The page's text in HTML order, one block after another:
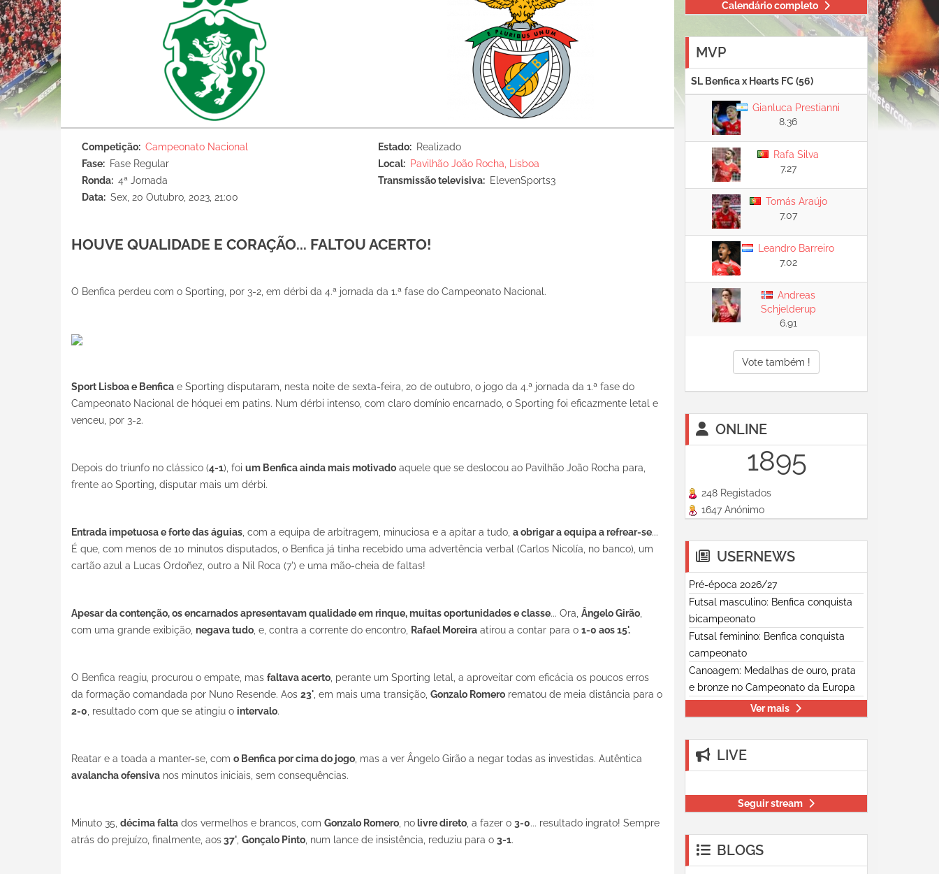
Competição
Campeonato Nacional
Fase
Fase Regular
Ronda
4ª Jornada
Data
Sex, 20 Outubro, 2023, 21:00
Estado
Realizado
Local
Pavilhão João Rocha, Lisboa
Transmissão televisiva
ElevenSports3
HOUVE QUALIDADE E CORAÇÃO... FALTOU ACERTO!
O Benfica perdeu com o Sporting, por 3-2, em dérbi da 4.ª jornada da 1.ª fase do Campeonato Nacional.
Sport Lisboa e Benfica e Sporting disputaram, nesta noite de sexta-feira, 20 de outubro, o jogo da 4.ª jornada da 1.ª fase do
Campeonato Nacional de hóquei em patins. Num dérbi intenso, com claro domínio encarnado, o Sporting foi eficazmente letal e
venceu, por 3-2.
Depois do triunfo no clássico (4-1), foi um Benfica ainda mais motivado aquele que se deslocou ao Pavilhão João Rocha para,
frente ao Sporting, disputar mais um dérbi.
Entrada impetuosa e forte das águias , com a equipa de arbitragem, minuciosa e a apitar a tudo, a obrigar a equipa a refrear-se...
É que, com menos de 10 minutos disputados, o Benfica já tinha recebido uma advertência verbal (Carlos Nicolía, no banco), um
cartão azul a Lucas Ordoñez, outro a Nil Roca (7') e uma mão-cheia de faltas!
Apesar da contenção, os encarnados apresentavam qualidade em rinque, muitas oportunidades e classe... Ora, Ângelo Girão
com uma grande exibição, negava tudo , e, contra a corrente do encontro, Rafael Moreira atirou a contar para o 1-0 aos 15'.
O Benfica reagiu, procurou o empate, mas faltava acerto , perante um Sporting letal, a aproveitar com eficácia os poucos erros
da formação comandada por Nuno Resende. Aos 23' , em mais uma transição, Gonzalo Romero rematou de meia distância para o
2-0 , resultado com que se atingiu o intervalo.
Reatar e a toada a manter-se, com o Benfica por cima do jogo , mas a ver Ângelo Girão a negar todas as investidas. Autêntica
avalancha ofensiva nos minutos iniciais, sem consequências.
Minuto 35, décima falta dos vermelhos e brancos, com Gonzalo Romero , no livre direto , a fazer o 3-0... resultado ingrato! Sempre
atrás do prejuízo, finalmente, aos37' Gonçalo Pinto , num lance de insistência, reduziu para o 3-1.
Calendário completo
MVP
SL Benfica x Hearts FC (56)
Gianluca Prestianni
8.36
Rafa Silva
7.27
Tomás Araújo
7.07
Leandro Barreiro
7.02
Andreas
Schjelderup
6.91
Vote também !
ONLINE
1895
248 Registados
1647 Anónimo
USERNEWS
Pré-época 2026/27
Futsal masculino: Benfica conquista
bicampeonato
Futsal feminino: Benfica conquista
campeonato
Canoagem: Medalhas de ouro, prata
e bronze no Campeonato da Europa
Ver mais
LIVE
Seguir stream
BLOGS